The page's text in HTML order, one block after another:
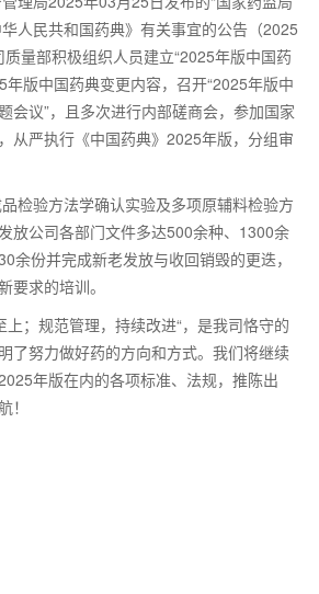
人民共和国药典》有关事宜的公告（2025
量部积极组织人员建立“2025年版中国药
年版中国药典变更内容，召开“2025年版中
会议”，且多次进行内部磋商会，参加国家
从严执行《中国药典》2025年版，分组审
验方法学确认实验及多项原辅料检验方
放公司各部门文件多达500余种、1300余
余份并完成新老发放与收回销毁的更迭，
要求的培训。
；规范管理，持续改进“，是我司恪守的
了努力做好药的方向和方式。我们将继续
年版在内的各项标准、法规，推陈出
！